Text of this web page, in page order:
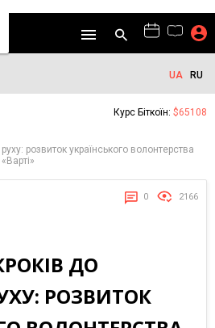
UA RU
Курс Біткоїн: $65108
розвиток українського волонтерства
0 2166
ДО
РОЗВИТОК